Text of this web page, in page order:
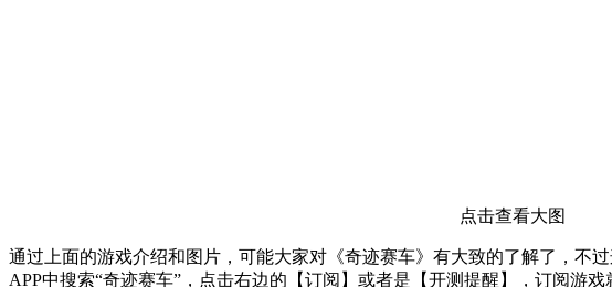
点击查看大图
通过上面的游戏介绍和图片，可能大家对《奇迹赛车》有大致的了解了，不